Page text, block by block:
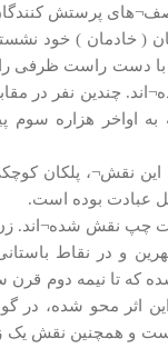
پرستش
( خادمان ) خود
دست راست ظرفی را
چندین نفر در
اواخر هزاره سوم
این نقش¬، پلکان
عبادت بوده است.
نقش شده¬اند.
و در نقاط
تا نیمه دوم قرن
اثر محو شده،
است و همچنین نقش